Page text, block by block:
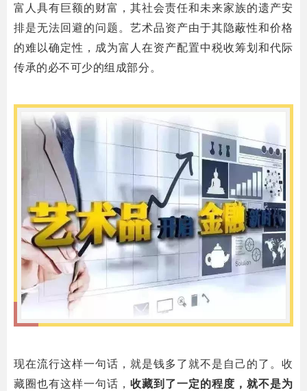
富人具有巨额的财富，其社会责任和未来家族的遗产安
排是无法回避的问题。艺术品资产由于其隐蔽性和价格
的难以确定性，成为富人在资产配置中税收筹划和代际
传承的必不可少的组成部分。
_
现在流行这样一句话，就是钱多了就不是自己的了。收
藏圈也有这样一句话，收藏到了一定的程度，就不是为